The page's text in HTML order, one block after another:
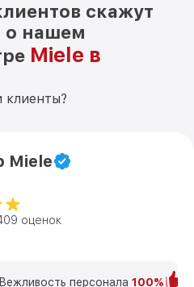
скажут
о нашем
Miele в
Miele
оценок
Вежливость персонала 100%